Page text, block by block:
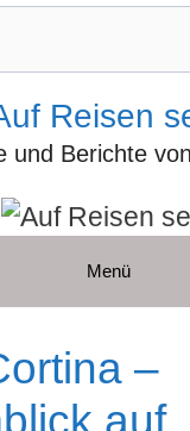
Reisen
und Berichte
Menü
–
auf